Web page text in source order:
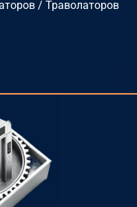
/ Траволаторов